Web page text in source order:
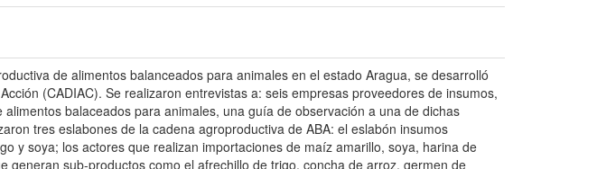
de alimentos balanceados para animales en el estado Aragua, se desarrolló
(CADIAC). Se realizaron entrevistas a: seis empresas proveedores de insumos,
balaceados para animales, una guía de observación a una de dichas
tres eslabones de la cadena agroproductiva de ABA: el eslabón insumos
y soya; los actores que realizan importaciones de maíz amarillo, soya, harina de
sub-productos como el afrechillo de trigo, concha de arroz, germen de